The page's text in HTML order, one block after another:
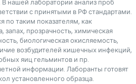
нашей лаборатории анализ проб
с принятыми в РФ стандартами.
по таким показателям, как
запах, прозрачность, химическая
биологическая окисляемость,
возбудителей кишечных инфекций,
яиц гельминтов и пр.
информации. Лаборанты готовят
установленного образца.